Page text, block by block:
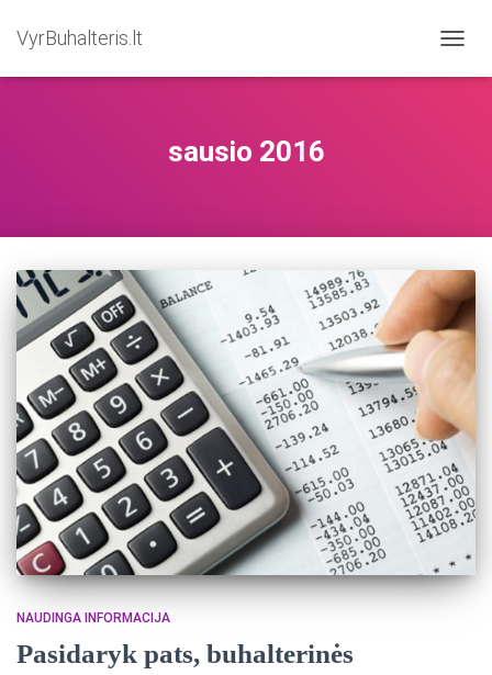
VyrBuhalteris.lt
sausio 2016
NAUDINGA INFORMACIJA
Pasidaryk pats, buhalterinės